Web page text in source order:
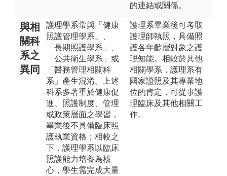
的連結或關係。
與相
關科
系之
異同
護理學系常與「健康
照護管理學系」、
「長期照護學系」、
「公共衛生學系」或
「醫務管理相關科
系」產生混淆。上述
科系多著重於健康促
進、照護制度、管理
或政策層面之學習，
畢業後不具備臨床照
護執業資格；相較之
下，護理學系以臨床
照護能力培養為核
心，學生需完成大量
護理系畢業後可考取
護理師執照，具備照
護各年齡層對象之護
理知能。相較於其他
相關學系，護理系有
國家證照及其專業地
位的肯定，可從事護
理臨床及其他相關工
作。